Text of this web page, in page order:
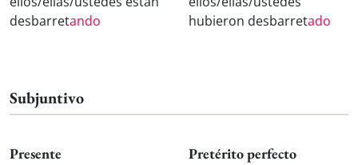
desbarretando
hubieron desbarretado
Subjuntivo
Presente Pretérito perfecto